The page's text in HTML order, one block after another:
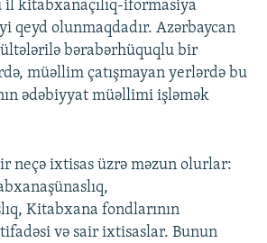
kitabxanaçılıq-iformasiya
qeyd olunmaqdadır. Azərbaycan
bərabərhüquqlu bir
müəllim çatışmayan yerlərdə bu
ədəbiyyat müəllimi işləmək
neçə ixtisas üzrə məzun olurlar:
Kitabxana fondlarının
və sair ixtisaslar. Bunun